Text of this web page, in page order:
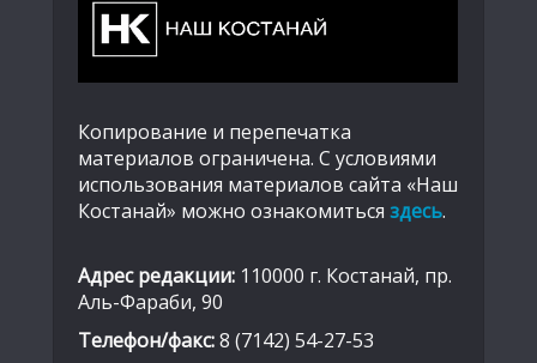
Копирование и перепечатка
материалов ограничена. С условиями
использования материалов сайта «Наш
Костанай» можно ознакомиться здесь.
Адрес редакции: 110000 г. Костанай, пр.
Аль-Фараби, 90
Телефон/факс:8 (7142) 54-27-53